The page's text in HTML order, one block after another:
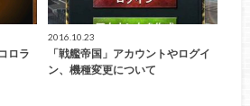
ロラ
2016.10.23
「戦艦帝国」アカウントやログイ
ン、機種変更について